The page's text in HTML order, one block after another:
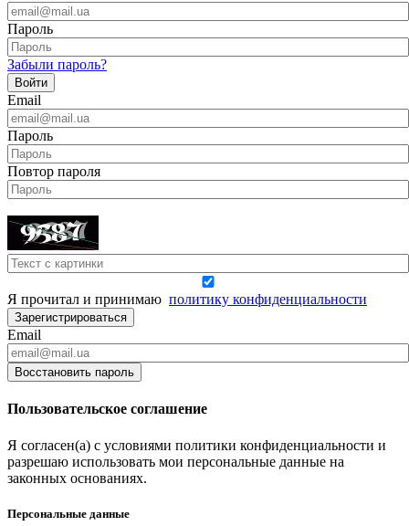
Пароль
Забыли пароль?
Войти
Email
Пароль
Повтор пароля
Я прочитал и принимаю политику конфиденциальности
Зарегистрироваться
Email
Восстановить пароль
Пользовательское соглашение
Я согласен(а) с условиями политики конфиденциальности и
разрешаю использовать мои персональные данные на
законных основаниях.
Персональные данные